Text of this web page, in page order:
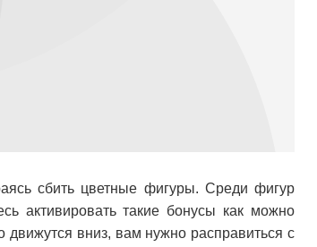
сбить цветные фигуры. Среди фигур
активировать такие бонусы как можно
вниз, вам нужно расправиться с